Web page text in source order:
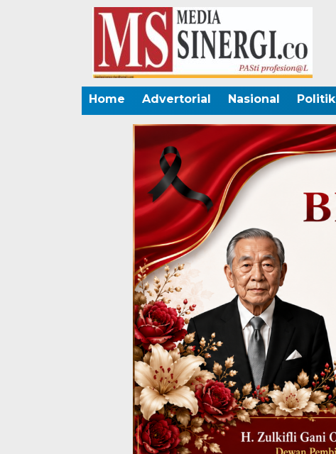
Home Advertorial Nasional Politik